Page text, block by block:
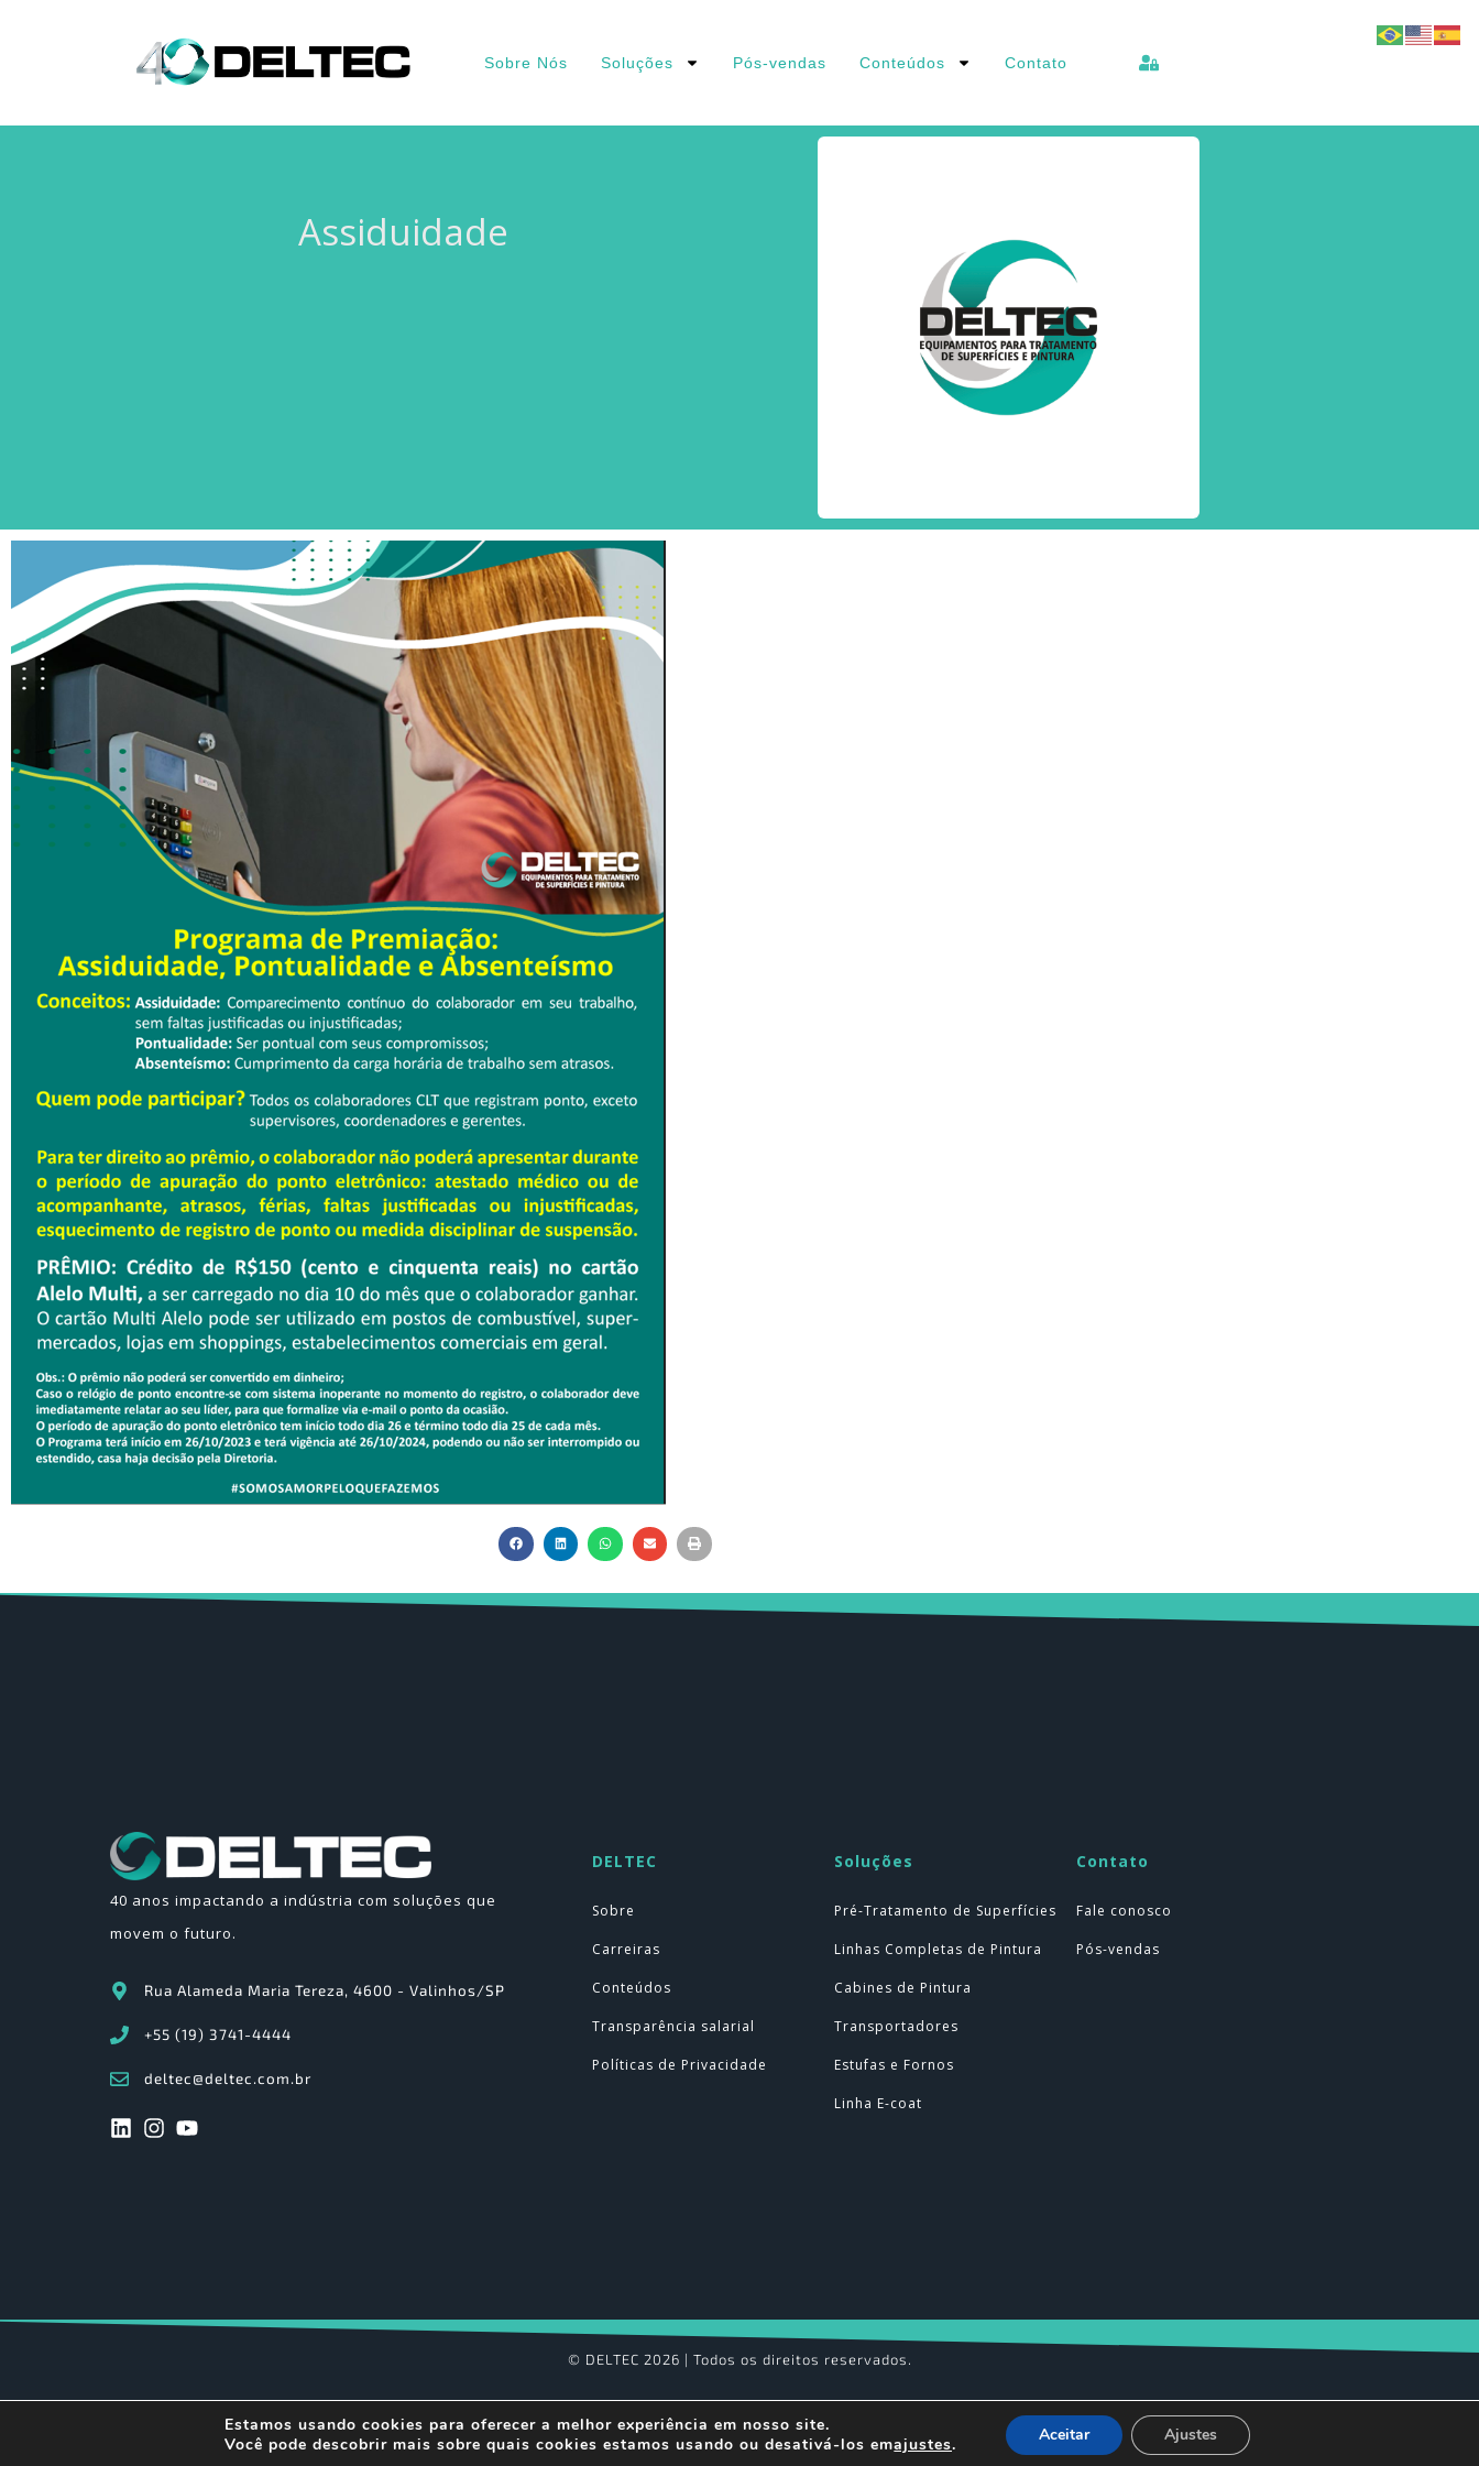
Sobre Nós Soluções Pós-vendas Conteúdos Contato
Assiduidade
40 anos impactando a indústria com soluções que
movem o futuro.
Rua Alameda Maria Tereza, 4600 - Valinhos/SP
+55 (19) 3741-4444
deltec@deltec.com.br
DELTEC Soluções Contato
Sobre
Carreiras
Conteúdos
Transparência salarial
Políticas de Privacidade
Pré-Tratamento de Superfícies
Linhas Completas de Pintura
Cabines de Pintura
Transportadores
Estufas e Fornos
Linha E-coat
Fale conosco
Pós-vendas
© DELTEC 2026 | Todos os direitos reservados.
Estamos usando cookies para oferecer a melhor experiência em nosso site.
Você pode descobrir mais sobre quais cookies estamos usando ou desativá-los emajustes. Aceitar Ajustes